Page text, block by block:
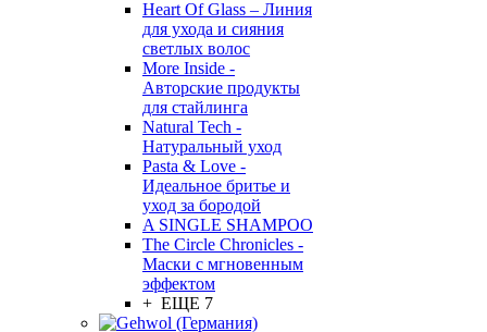
Heart Of Glass – Линия
для ухода и сияния
светлых волос
More Inside -
Авторские продукты
для стайлинга
Natural Tech -
Натуральный уход
Pasta & Love -
Идеальное бритье и
уход за бородой
A SINGLE SHAMPOO
The Circle Chronicles -
Маски с мгновенным
эффектом
+ ЕЩЕ 7